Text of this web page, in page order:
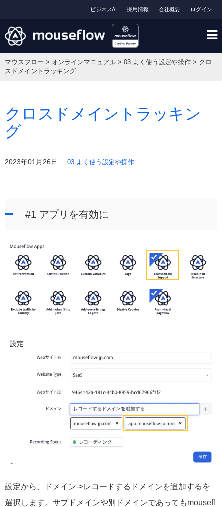
ログイン
会社概要
採用情報
ビジネスAI
マウスフロー > オンラインマニュアル > 03.よく使う設定や操作 > クロ
スドメイントラッキング
クロスドメイントラッキン
グ
2023年01月26日 03.よく使う設定や操作
#1 アプリを有効に
設定から、ドメイン->レコードするドメインを追加するを
選択します。サブドメインや別ドメインであってもmousefl